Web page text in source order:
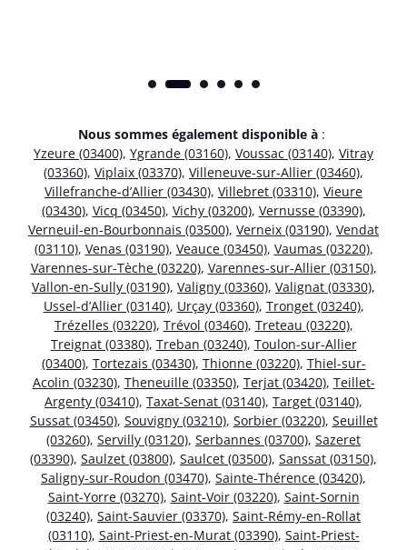
Nous sommes également disponible à :
Yzeure (03400), Ygrande (03160), Voussac (03140), Vitray
(03360), Viplaix (03370), Villeneuve-sur-Allier (03460),
Villefranche-d’Allier (03430), Villebret (03310), Vieure
(03430), Vicq (03450), Vichy (03200), Vernusse (03390),
Verneuil-en-Bourbonnais (03500), Verneix (03190), Vendat
(03110), Venas (03190), Veauce (03450), Vaumas (03220),
Varennes-sur-Tèche (03220), Varennes-sur-Allier (03150),
Vallon-en-Sully (03190), Valigny (03360), Valignat (03330),
Ussel-d’Allier (03140), Urçay (03360), Tronget (03240),
Trézelles (03220), Trévol (03460), Treteau (03220),
Treignat (03380), Treban (03240), Toulon-sur-Allier
(03400), Tortezais (03430), Thionne (03220), Thiel-sur-
Acolin (03230), Theneuille (03350), Terjat (03420), Teillet-
Argenty (03410), Taxat-Senat (03140), Target (03140),
Sussat (03450), Souvigny (03210), Sorbier (03220), Seuillet
(03260), Servilly (03120), Serbannes (03700), Sazeret
(03390), Saulzet (03800), Saulcet (03500), Sanssat (03150),
Saligny-sur-Roudon (03470), Sainte-Thérence (03420),
Saint-Yorre (03270), Saint-Voir (03220), Saint-Sornin
(03240), Saint-Sauvier (03370), Saint-Rémy-en-Rollat
(03110), Saint-Priest-en-Murat (03390), Saint-Priest-